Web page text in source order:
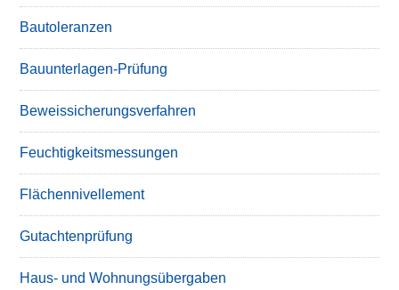
Bautoleranzen
Bauunterlagen-Prüfung
Beweissicherungsverfahren
Feuchtigkeitsmessungen
Flächennivellement
Gutachtenprüfung
Haus- und Wohnungsübergaben